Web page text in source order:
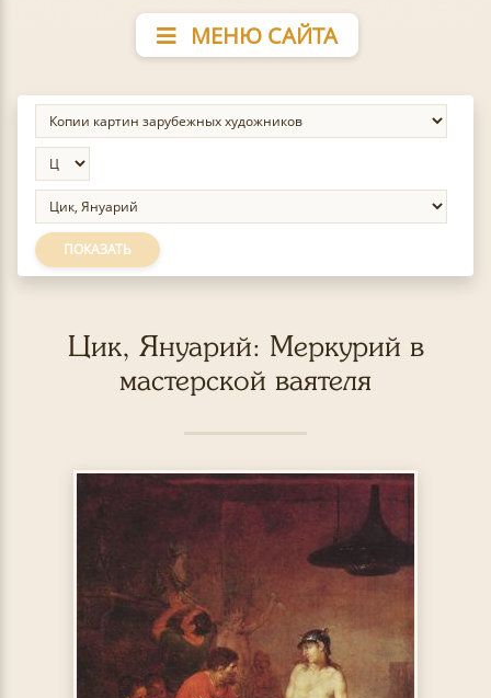
МЕНЮ САЙТА
ПОКАЗАТЬ
Цик, Януарий: Меркурий в
мастерской ваятеля